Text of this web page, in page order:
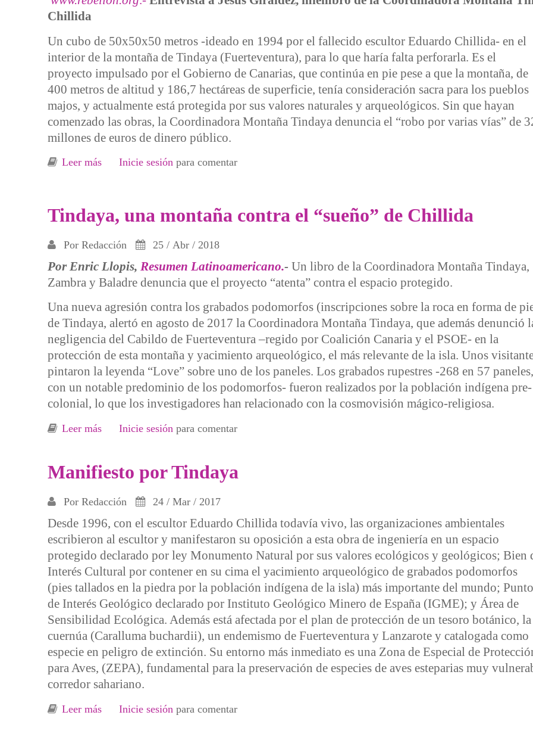
Chillida
Un cubo de 50x50x50 metros -ideado en 1994 por el fallecido escultor Eduardo Chillida- en el
interior de la montaña de Tindaya (Fuerteventura), para lo que haría falta perforarla. Es el
proyecto impulsado por el Gobierno de Canarias, que continúa en pie pese a que la montaña, de
400 metros de altitud y 186,7 hectáreas de superficie, tenía consideración sacra para los pueblos
majos, y actualmente está protegida por sus valores naturales y arqueológicos. Sin que hayan
comenzado las obras, la Coordinadora Montaña Tindaya denuncia el “robo por varias vías” de
millones de euros de dinero público.
Leer más sobre La clase política quiere convertir Tindaya en un parque temático
Inicie sesiónpara comentar
Tindaya, una montaña contra el “sueño” de Chillida
Por Redacción 25 / Abr / 2018
Por Enric Llopis, Resumen Latinoamericano.- Un libro de la Coordinadora Montaña Tindaya,
Zambra y Baladre denuncia que el proyecto “atenta” contra el espacio protegido.
Una nueva agresión contra los grabados podomorfos (inscripciones sobre la roca en forma de
de Tindaya, alertó en agosto de 2017 la Coordinadora Montaña Tindaya, que además denunció
negligencia del Cabildo de Fuerteventura –regido por Coalición Canaria y el PSOE- en la
protección de esta montaña y yacimiento arqueológico, el más relevante de la isla. Unos
pintaron la leyenda “Love” sobre uno de los paneles. Los grabados rupestres -268 en 57 paneles,
con un notable predominio de los podomorfos- fueron realizados por la población indígena pre-
colonial, lo que los investigadores han relacionado con la cosmovisión mágico-religiosa.
Leer más sobre Tindaya, una montaña contra el “sueño” de Chillida
Inicie sesiónpara comentar
Manifiesto por Tindaya
Por Redacción 24 / Mar / 2017
Desde 1996, con el escultor Eduardo Chillida todavía vivo, las organizaciones ambientales
escribieron al escultor y manifestaron su oposición a esta obra de ingeniería en un espacio
protegido declarado por ley Monumento Natural por sus valores ecológicos y geológicos; Bien
Interés Cultural por contener en su cima el yacimiento arqueológico de grabados podomorfos
(pies tallados en la piedra por la población indígena de la isla) más importante del mundo; Punto
de Interés Geológico declarado por Instituto Geológico Minero de España (IGME); y Área de
Sensibilidad Ecológica. Además está afectada por el plan de protección de un tesoro botánico, la
cuernúa (Caralluma buchardii), un endemismo de Fuerteventura y Lanzarote y catalogada como
especie en peligro de extinción. Su entorno más inmediato es una Zona de Especial de
para Aves, (ZEPA), fundamental para la preservación de especies de aves esteparias muy
corredor sahariano.
Leer más sobre Manifiesto por Tindaya
Inicie sesión para comentar